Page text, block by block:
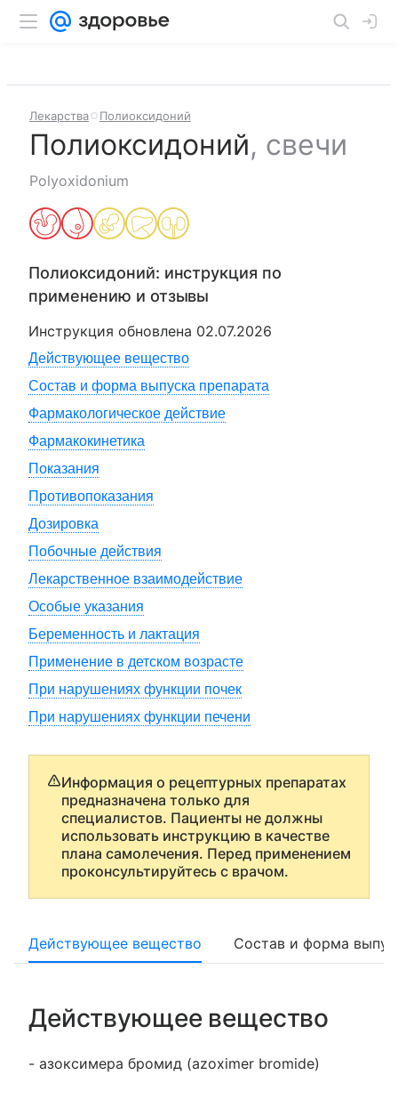
Лекарства Полиоксидоний
Полиоксидоний, свечи
Polyoxidonium
Полиоксидоний: инструкция по
применению и отзывы
Инструкция обновлена 02.07.2026
Действующее вещество
Состав и форма выпуска препарата
Фармакологическое действие
Фармакокинетика
Показания
Противопоказания
Дозировка
Побочные действия
Лекарственное взаимодействие
Особые указания
Беременность и лактация
Применение в детском возрасте
При нарушениях функции почек
При нарушениях функции печени
Информация о рецептурных препаратах
предназначена только для
специалистов. Пациенты не должны
использовать инструкцию в качестве
плана самолечения. Перед применением
проконсультируйтесь с врачом.
Действующее вещество Состав и форма
Действующее вещество
- азоксимера бромид (azoximer bromide)